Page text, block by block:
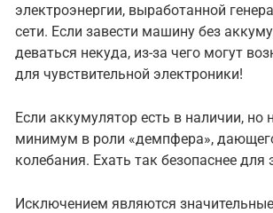
электроэнергии, выработанной
сети. Если завести машину без
деваться некуда, из-за чего могут
для чувствительной электроники!
Если аккумулятор есть в наличии, но
минимум в роли «демпфера»,
колебания. Ехать так безопаснее
Исключением являются